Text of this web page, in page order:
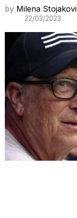
by Milena
22/03/2023